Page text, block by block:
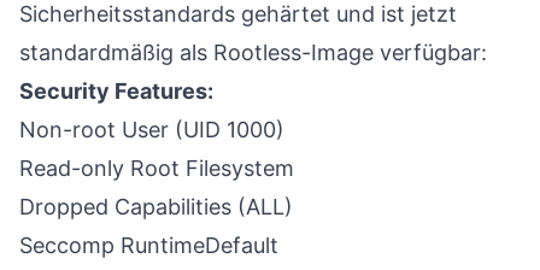
Sicherheitsstandards gehärtet und ist jetzt
standardmäßig als Rootless-Image verfügbar:
Security Features:
Non-root User (UID 1000)
Read-only Root Filesystem
Dropped Capabilities (ALL)
Seccomp RuntimeDefault